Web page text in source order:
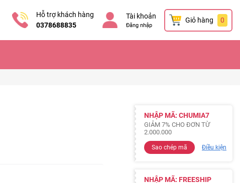
Hỗ trợ khách hàng
0378688835
Tài khoản
Đăng nhập
Giỏ hàng 0
NHẬP MÃ: CHUMIA7
GIẢM 7% CHO ĐƠN TỪ
2.000.000
Sao chép mã Điều kiện
NHẬP MÃ: FREESHIP